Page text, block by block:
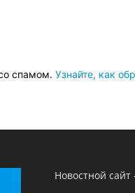
спамом. Узнайте, как
Новостной